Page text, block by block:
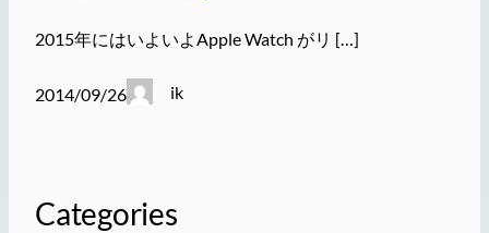
2015年にはいよいよApple Watch がリ […]
2014/09/26 ik
Categories